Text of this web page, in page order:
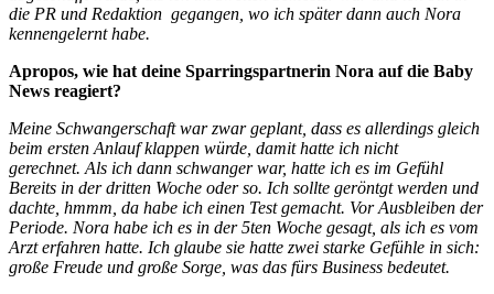
die PR und Redaktion gegangen, wo ich später dann auch Nora
kennengelernt habe.
Apropos, wie hat deine Sparringspartnerin Nora auf die Baby
News reagiert?
Meine Schwangerschaft war zwar geplant, dass es allerdings gleich
beim ersten Anlauf klappen würde, damit hatte ich nicht
gerechnet. Als ich dann schwanger war, hatte ich es im Gefühl
Bereits in der dritten Woche oder so. Ich sollte geröntgt werden und
dachte, hmmm, da habe ich einen Test gemacht. Vor Ausbleiben der
Periode. Nora habe ich es in der 5ten Woche gesagt, als ich es vom
Arzt erfahren hatte. Ich glaube sie hatte zwei starke Gefühle in sich:
große Freude und große Sorge, was das fürs Business bedeutet.